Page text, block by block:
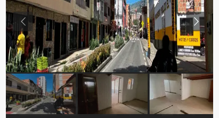
Previous